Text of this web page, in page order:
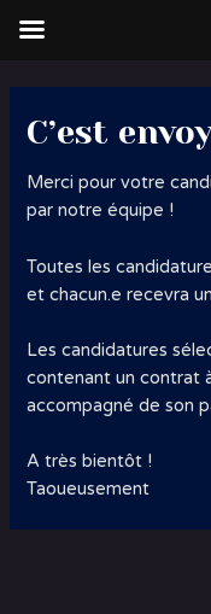
C’est
Merci pour votre
par notre équipe !
Toutes les
et chacun.e recevra
Les candidatures
contenant un contrat
accompagné de son
A très bientôt !
Taoueusement